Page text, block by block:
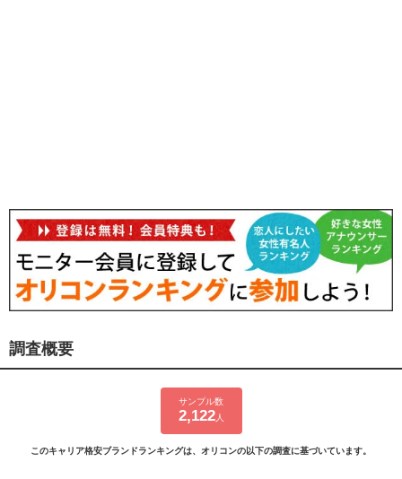
調査概要
サンプル数
2,122人
このキャリア格安ブランドランキングは、オリコンの以下の調査に基づいています。